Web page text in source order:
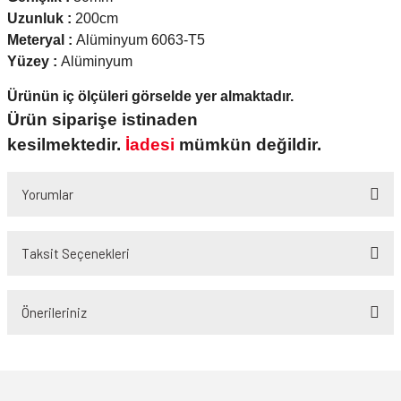
Uzunluk : 200cm
Meteryal : Alüminyum 6063-T5
Yüzey : Alüminyum
Ürünün iç ölçüleri görselde yer almaktadır.
Ürün siparişe istinaden
kesilmektedir. İadesi mümkün değildir.
Yorumlar
Taksit Seçenekleri
Önerileriniz